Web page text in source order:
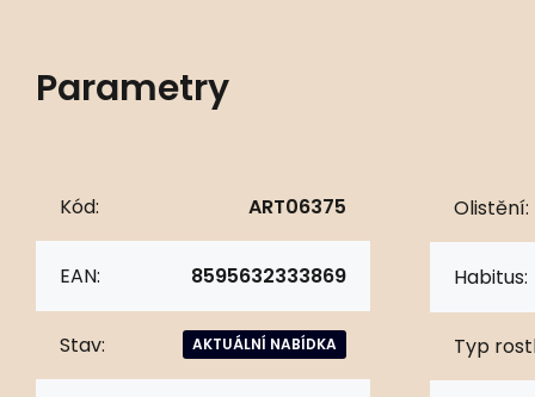
Parametry
Kód: ART06375
EAN: 8595632333869
Stav: AKTUÁLNÍ NABÍDKA
Olistění:
Habitus:
Typ